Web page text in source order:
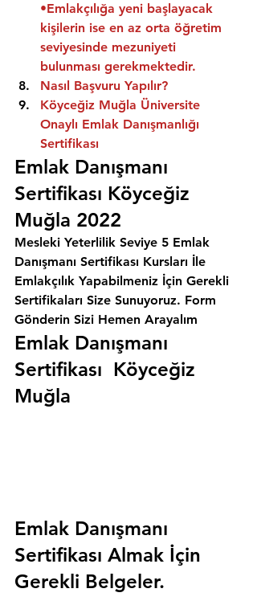
•Emlakçılığa yeni başlayacak
kişilerin ise en az orta öğretim
seviyesinde mezuniyeti
bulunması gerekmektedir.
Nasıl Başvuru Yapılır?
Köyceğiz Muğla Üniversite
Onaylı Emlak Danışmanlığı
Sertifikası
Emlak Danışmanı
Sertifikası Köyceğiz
Muğla 2022
Mesleki Yeterlilik Seviye 5 Emlak
Danışmanı Sertifikası Kursları İle
Emlakçılık Yapabilmeniz İçin Gerekli
Sertifikaları Size Sunuyoruz. Form
Gönderin Sizi Hemen Arayalım
Emlak Danışmanı
Sertifikası  Köyceğiz
Muğla
Emlak Danışmanı
Sertifikası Almak İçin
Gerekli Belgeler.